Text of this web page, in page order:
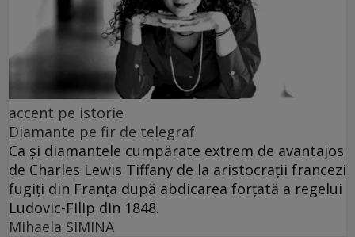
accent pe istorie
Diamante pe fir de telegraf
Ca și diamantele cumpărate extrem de avantajos
de Charles Lewis Tiffany de la aristocrații francezi
fugiți din Franța după abdicarea forțată a regelui
Ludovic-Filip din 1848.
Mihaela SIMINA